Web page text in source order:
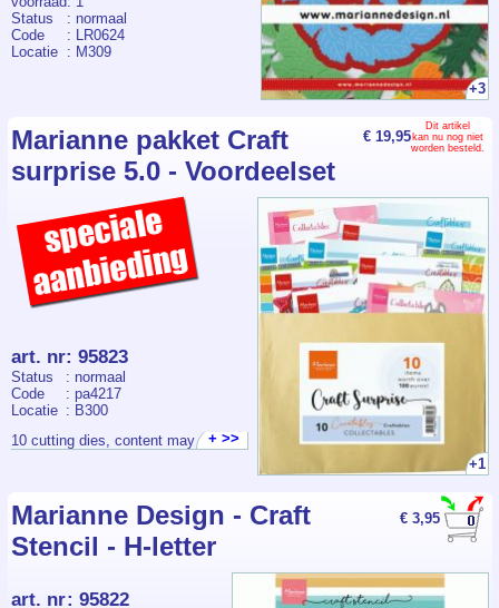
+3
Status
: normaal
Code
: LR0624
Locatie : M309
€ 19,95
Dit artikel
kan nu nog niet
worden besteld.
Marianne pakket Craft
surprise 5.0 - Voordeelset
+1
art. nr: 95823
Status
: normaal
Code
: pa4217
Locatie : B300
10 cutting dies, content may var+ >>
€ 3,95
Marianne Design - Craft
Stencil - H-letter
art. nr: 95822